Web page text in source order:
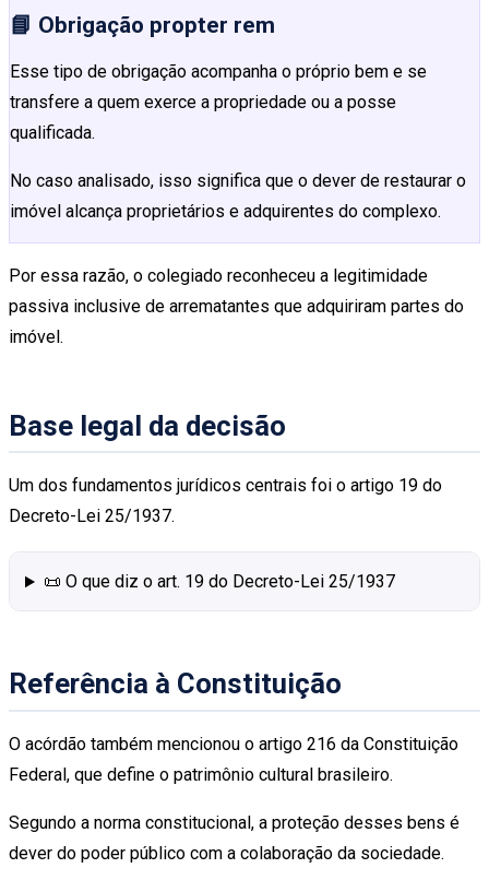
📘 Obrigação propter rem
Esse tipo de obrigação acompanha o próprio bem e se
transfere a quem exerce a propriedade ou a posse
qualificada.
No caso analisado, isso significa que o dever de restaurar o
imóvel alcança proprietários e adquirentes do complexo.
Por essa razão, o colegiado reconheceu a legitimidade
passiva inclusive de arrematantes que adquiriram partes do
imóvel.
Base legal da decisão
Um dos fundamentos jurídicos centrais foi o artigo 19 do
Decreto-Lei 25/1937.
📜 O que diz o art. 19 do Decreto-Lei 25/1937
Referência à Constituição
O acórdão também mencionou o artigo 216 da Constituição
Federal, que define o patrimônio cultural brasileiro.
Segundo a norma constitucional, a proteção desses bens é
dever do poder público com a colaboração da sociedade.